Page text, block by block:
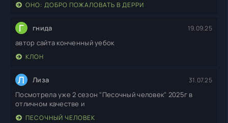
ОНО: ДОБРО ПОЖАЛОВАТЬ В ДЕРРИ
Г гнида 19.09.25
автор сайта конченный уебок
КЛОН
Л Лиза 31.07.25
Посмотрела уже 2 сезон "Песочный человек" 2025г в
отличном качестве и
ПЕСОЧНЫЙ ЧЕЛОВЕК